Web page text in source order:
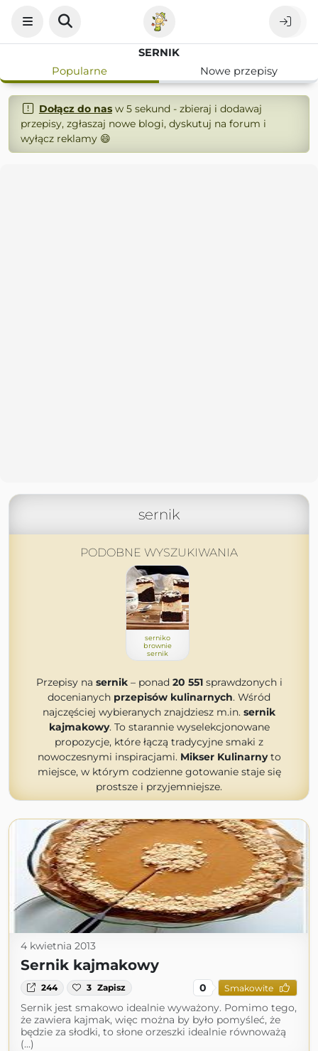
SERNIK
Popularne
Nowe przepisy
Dołącz do nasw 5 sekund - zbieraj i dodawaj
przepisy, zgłaszaj nowe blogi, dyskutuj na forum i
wyłącz reklamy 😄
sernik
PODOBNE WYSZUKIWANIA
serniko
brownie
sernik
Przepisy na sernik– ponad 20 551sprawdzonych i
docenianych przepisów kulinarnych. Wśród
najczęściej wybieranych znajdziesz m.in. sernik
kajmakowy. To starannie wyselekcjonowane
propozycje, które łączą tradycyjne smaki z
nowoczesnymi inspiracjami. Mikser Kulinarnyto
miejsce, w którym codzienne gotowanie staje się
prostsze i przyjemniejsze.
4 kwietnia 2013
Sernik kajmakowy
244 3 Zapisz 0 Smakowite
Sernik jest smakowo idealnie wyważony. Pomimo tego,
że zawiera kajmak, więc można by było pomyśleć, że
będzie za słodki, to słone orzeszki idealnie równoważą
(...)